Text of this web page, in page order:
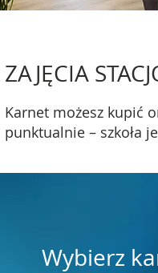
ZAJĘCIA
Karnet możesz kupić
punktualnie – szkoła
Wybierz